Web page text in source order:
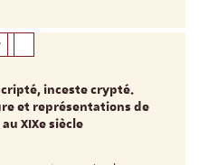
inceste crypté.
et représentations de
XIXe siècle